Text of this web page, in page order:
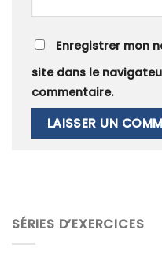
SÉRIES D’EXERCICES
Enregistrer mon
site dans le
commentaire.